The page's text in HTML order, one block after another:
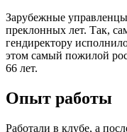
Зарубежные управленцы
преклонных лет. Так,
гендиректору
этом самый пожилой
66 лет.
Опыт работы
Работали в клубе, а